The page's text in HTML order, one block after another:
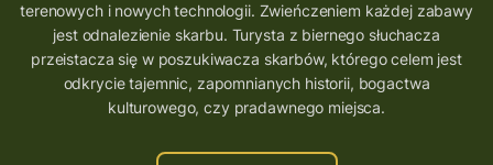
terenowych i nowych technologii. Zwieńczeniem każdej zabawy
jest odnalezienie skarbu. Turysta z biernego słuchacza
przeistacza się w poszukiwacza skarbów, którego celem jest
odkrycie tajemnic, zapomnianych historii, bogactwa
kulturowego, czy pradawnego miejsca.